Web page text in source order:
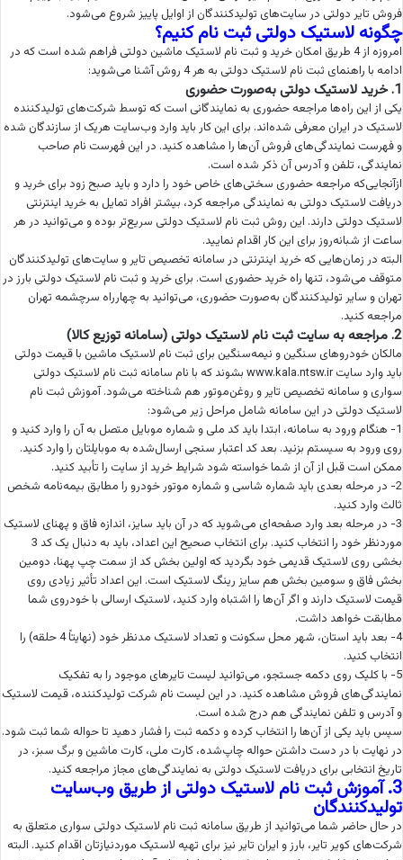
فروش تایر دولتی در سایت‌های تولیدکنندگان از اوایل پاییز شروع می‌شود.
چگونه لاستیک دولتی ثبت نام کنیم؟
امروزه از 4 طریق امکان خرید و ثبت نام لاستیک ماشین دولتی فراهم شده است که در
ادامه با راهنمای ثبت نام لاستیک دولتی به هر 4 روش آشنا می‌شوید:
1. خرید لاستیک دولتی به‌صورت حضوری
یکی از این راه‌ها مراجعه حضوری به نمایندگانی است که توسط شرکت‌های تولیدکننده
لاستیک در ایران معرفی شده‌اند. برای این کار باید وارد وب‌سایت هریک از سازندگان شده
و فهرست نمایندگی‌های فروش آن‌ها را مشاهده کنید. در این فهرست نام صاحب
نمایندگی، تلفن و آدرس آن ذکر شده است.
ازآنجایی‌که مراجعه حضوری سختی‌های خاص خود را دارد و باید صبح زود برای خرید و
دریافت لاستیک دولتی به نمایندگی مراجعه کرد، بیشتر افراد تمایل به خرید اینترنتی
لاستیک دولتی دارند. این روش ثبت نام لاستیک دولتی سریع‌تر بوده و می‌توانید در هر
ساعت از شبانه‌روز برای این کار اقدام نمایید.
البته در زمان‌هایی که خرید اینترنتی در سامانه تخصیص تایر و سایت‌های تولیدکنندگان
متوقف می‌شود، تنها راه خرید حضوری است. برای خرید و ثبت نام لاستیک دولتی بارز در
تهران و سایر تولیدکنندگان به‌صورت حضوری، می‌توانید به چهارراه سرچشمه تهران
مراجعه کنید.
2. مراجعه به سایت ثبت نام لاستیک دولتی (سامانه توزیع کالا)
مالکان خودروهای سنگین و نیمه‌سنگین برای ثبت نام لاستیک ماشین با قیمت دولتی
باید وارد سایت www.kala.ntsw.ir بشوند که با نام سامانه ثبت نام لاستیک دولتی
سواری و سامانه تخصیص تایر و روغن‌موتور هم شناخته می‌شود. آموزش ثبت نام
لاستیک دولتی در این سامانه شامل مراحل زیر می‌شود:
1- هنگام ورود به سامانه، ابتدا باید کد ملی و شماره موبایل متصل به آن را وارد کنید و
روی ورود به سیستم بزنید. بعد کد اعتبار سنجی ارسال‌شده به موبایلتان را وارد کنید.
ممکن است قبل از آن از شما خواسته شود شرایط خرید از سایت را تأبید کنید.
2- در مرحله بعدی باید شماره شاسی و شماره موتور خودرو را مطابق بیمه‌نامه شخص
ثالث وارد کنید.
3- در مرحله بعد وارد صفحه‌ای می‌شوید که در آن باید سایز، اندازه فاق و پهنای لاستیک
موردنظر خود را انتخاب کنید. برای انتخاب صحیح این اعداد، باید به دنبال یک کد 3
بخشی روی لاستیک قدیمی خود بگردید که اولین بخش کد از سمت چپ پهنا، دومین
بخش فاق و سومین بخش هم سایز رینگ لاستیک است. این اعداد تأثیر زیادی روی
قیمت لاستیک دارند و اگر آن‌ها را اشتباه وارد کنید، لاستیک ارسالی با خودروی شما
مطابقت خواهد داشت.
4- بعد باید استان، شهر محل سکونت و تعداد لاستیک مدنظر خود (نهایتاً 4 حلقه) را
انتخاب کنید.
5- با کلیک روی دکمه جستجو، می‌توانید لیست تایرهای موجود را به تفکیک
نمایندگی‌های فروش مشاهده کنید. در این لیست نام شرکت تولیدکننده، قیمت لاستیک
و آدرس و تلفن نمایندگی هم درج شده است.
سپس باید یکی از آن‌ها را انتخاب کرده و دکمه ثبت را فشار دهید تا حواله شما ثبت شود.
در نهایت با در دست داشتن حواله چاپ‌شده، کارت ملی، کارت ماشین و برگ سبز، در
تاریخ انتخابی برای دریافت لاستیک دولتی به نمایندگی‌های مجاز مراجعه کنید.
3. آموزش ثبت نام لاستیک دولتی از طریق وب‌سایت
تولیدکنندگان
در حال حاضر شما می‌توانید از طریق سامانه ثبت نام لاستیک دولتی سواری متعلق به
شرکت‌های کویر تایر، بارز و ایران تایر نیز برای تهیه لاستیک موردنیازتان اقدام کنید. البته